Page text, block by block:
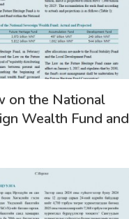
хүргүүллээ
on the National
Wealth Fund and
brief №50